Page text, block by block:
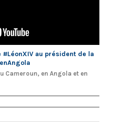
au président de la
Cameroun, en Angola et en